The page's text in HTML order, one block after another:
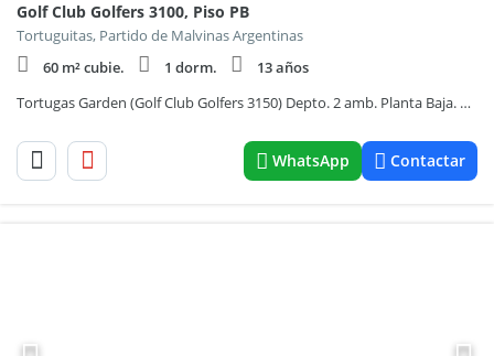
Golf Club Golfers 3100, Piso PB
Tortuguitas, Partido de Malvinas Argentinas
60 m² cubie.
1 dorm.
13 años
Tortugas Garden (Golf Club Golfers 3150) Depto. 2 amb. Planta Baja. Galeria. Cochera. Amenities
WhatsApp Contactar